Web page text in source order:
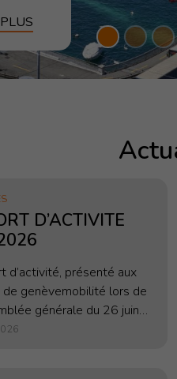
de
[…]
D’ACTIVITE
d’activité, présenté aux
de genèvemobilité lors de
générale du 26 juin
objectif d’établir un